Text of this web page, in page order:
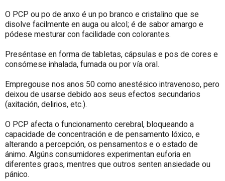
O PCP ou po de anxo é un po branco e cristalino que se
disolve facilmente en auga ou alcol; é de sabor amargo e
pódese mesturar con facilidade con colorantes.
Preséntase en forma de tabletas, cápsulas e pos de cores e
consómese inhalada, fumada ou por vía oral.
Empregouse nos anos 50 como anestésico intravenoso, pero
deixou de usarse debido aos seus efectos secundarios
(axitación, delirios, etc.).
O PCP afecta o funcionamento cerebral, bloqueando a
capacidade de concentración e de pensamento lóxico, e
alterando a percepción, os pensamentos e o estado de
ánimo. Algúns consumidores experimentan euforia en
diferentes graos, mentres que outros senten ansiedade ou
pánico.